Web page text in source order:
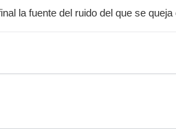
la fuente del ruido del que se